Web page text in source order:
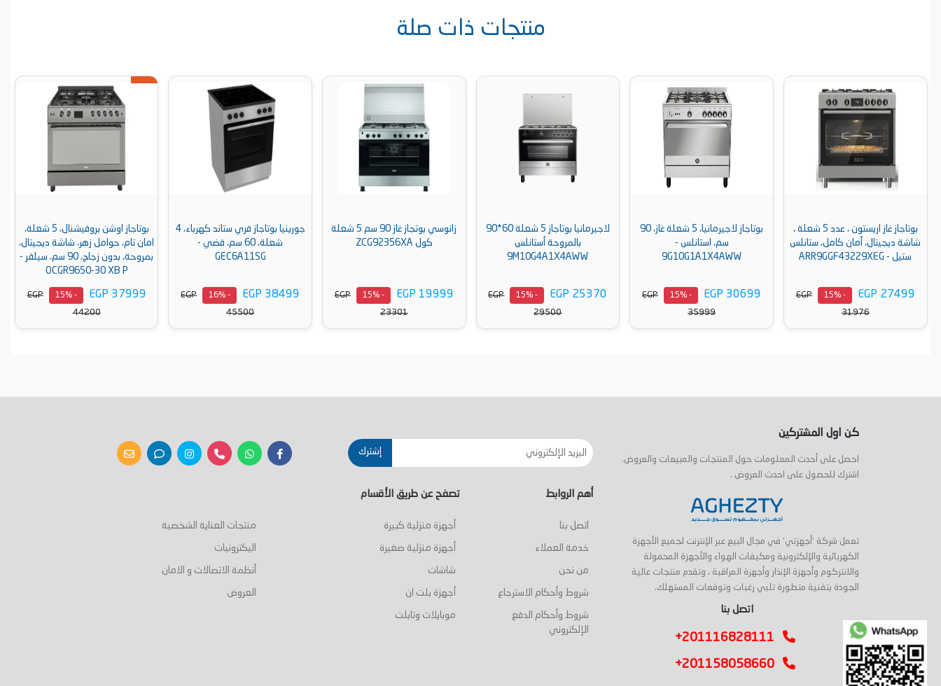
منتجات ذات صلة
بوتاجاز لاجيرمانيا، 5 شعلة غاز، 90
سم، استانلس -
9G10G1A1X4AWW
EGP 30699
- 15%
EGP
35999
لاجيرمانيا بوتاجاز 5 شعلة 60*90
بالمروحة أستانلس
9M10G4A1X4AWW
EGP 25370
- 15%
EGP
29500
زانوسي بوتجاز غاز 90 سم 5 شعلة
كول ZCG92356XA
EGP 19999
- 15%
EGP
23301
شعلة، 60 سم، فضي -
EGP 38499
- 16%
EGP
45500
بوتاجاز اوشن بروفيشنال، 5 شعلة،
امان تام، حوامل زهر، شاشة ديجيتال،
EGP 37999
- 15%
EGP
44200
سم، استانلس ستيل -FS9104M
EGP 24499
- 15%
EGP
28700
كن اول المشتركين
احصل على أحدث المعلومات حول المنتجات والمبيعات والعروض.
اشترك للحصول على احدث العروض .
إشترك
تعمل شركة 'أجهزتي' في مجال البيع عبر الإنترنت لجميع الأجهزة
الكهربائية والإلكترونية ومكيفات الهواء والأجهزة المحمولة
والانتركوم وأجهزة الإنذار وأجهزة المراقبة ، وتقدم منتجات عالية
الجودة بتقنية متطورة تلبي رغبات وتوقعات المستهلك.
اتصل بنا
+201116828111
+201158058660
أهم الروابط
اتصل بنا
خدمة العملاء
من نحن
شروط وأحكام الاسترجاع
شروط وأحكام الدفع
الإلكتروني
تصفح عن طريق الأقسام
أجهزة منزلية كبيرة
أجهزة منزلية صغيرة
شاشات
أجهزة بلت ان
موبايلات وتابلت
منتجات العناية الشخصية
اليكترونيات
أنظمة الاتصالات و الامان
العروض